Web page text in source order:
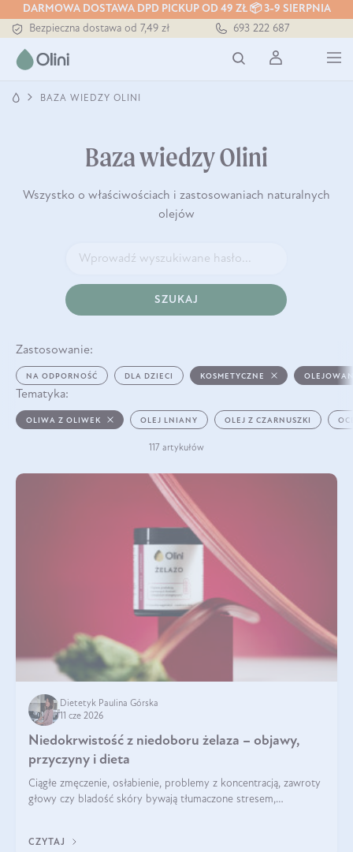
DARMOWA DOSTAWA DPD PICKUP OD 49 ZŁ 📦 3-9 SIERPNIA
Tłoczony zawsze na zimno
Bezpieczna dostawa od 7,49 zł
Tłoczony zawsze na zimno
693 222 687
BAZA WIEDZY OLINI
Baza wiedzy Olini
Wszystko o właściwościach i zastosowaniach naturalnych
olejów
SZUKAJ
Zastosowanie:
NA ODPORNOŚĆ DLA DZIECI KOSMETYCZNE
Tematyka:
OLIWA Z OLIWEK OLEJ LNIANY OLEJ Z CZARNUSZKI
117 artykułów
Dietetyk Paulina Górska
11 cze 2026
Niedokrwistość z niedoboru żelaza – objawy,
przyczyny i dieta
Ciągłe zmęczenie, osłabienie, problemy z koncentracją, zawroty
głowy czy bladość skóry bywają tłumaczone stresem,
CZYTAJ